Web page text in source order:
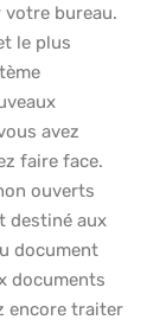
votre bureau.
le plus
avez
faire face.
ouverts
destiné aux
document
documents
encore traiter